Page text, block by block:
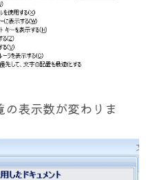
表示数が変わりま